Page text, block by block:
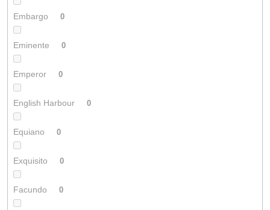
Embargo 0
Eminente 0
Emperor 0
English Harbour 0
Equiano 0
Exquisito 0
Facundo 0